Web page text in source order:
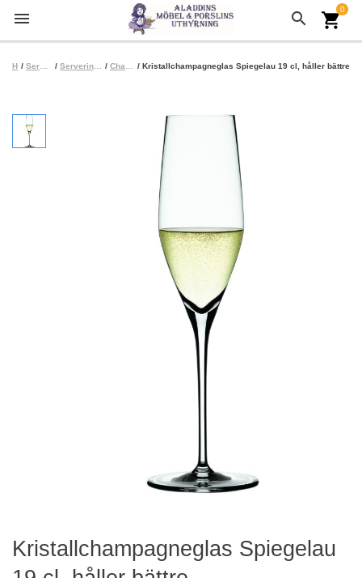
menu search 0
shopping_cart
Hem/ Serveringsart, Grill / Serveringsartiklar Köksartiklar / / Kristallchampagneglas Spiegelau 19 cl, håller bättre
Kristallchampagneglas Spiegelau